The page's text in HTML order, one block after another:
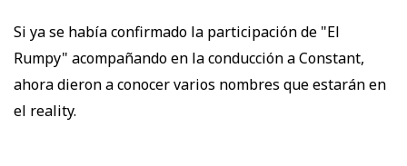
Si ya se había confirmado la participación de "El
Rumpy" acompañando en la conducción a Constant,
ahora dieron a conocer varios nombres que estarán en
el reality.